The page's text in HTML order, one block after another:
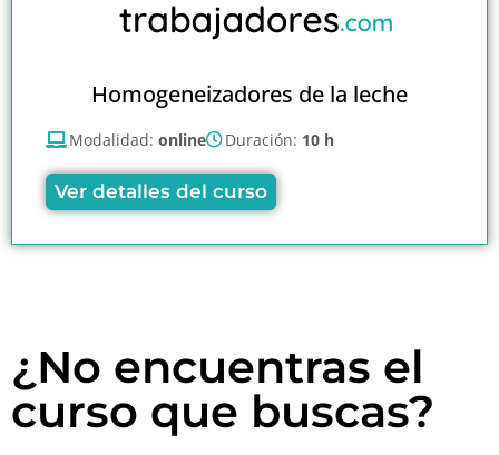
Homogeneizadores de la leche
Modalidad: online Duración: 10 h
Ver detalles del curso
¿No encuentras el
curso que buscas?